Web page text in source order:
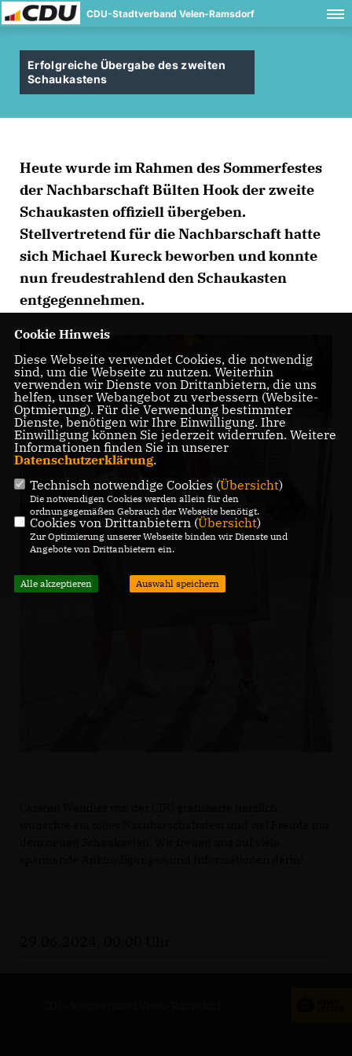
CDU-Stadtverband Velen-Ramsdorf
Erfolgreiche Übergabe des zweiten
Schaukastens
Heute wurde im Rahmen des Sommerfestes
der Nachbarschaft Bülten Hook der zweite
Schaukasten offiziell übergeben.
Stellvertretend für die Nachbarschaft hatte
sich Michael Kureck beworben und konnte
nun freudestrahlend den Schaukasten
entgegennehmen.
Cookie Hinweis
Diese Webseite verwendet Cookies, die notwendig
sind, um die Webseite zu nutzen. Weiterhin
verwenden wir Dienste von Drittanbietern, die uns
helfen, unser Webangebot zu verbessern (Website-
Optmierung). Für die Verwendung bestimmter
Dienste, benötigen wir Ihre Einwilligung. Ihre
Einwilligung können Sie jederzeit widerrufen. Weitere
Informationen finden Sie in unserer
Datenschutzerklärung.
Technisch notwendige Cookies (Übersicht)
Die notwendigen Cookies werden allein für den
ordnungsgemäßen Gebrauch der Webseite benötigt.
Cookies von Drittanbietern (Übersicht)
Zur Optimierung unserer Webseite binden wir Dienste und
Angebote von Drittanbietern ein.
Alle akzeptieren Auswahl speichern